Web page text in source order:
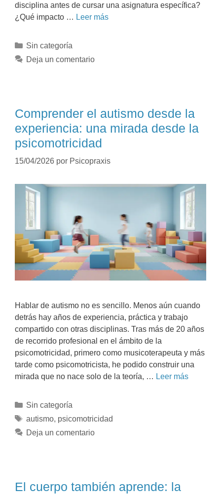
disciplina antes de cursar una asignatura específica?
¿Qué impacto … Leer más
Sin categoría
Deja un comentario
Comprender el autismo desde la
experiencia: una mirada desde la
psicomotricidad
15/04/2026 por Psicopraxis
Hablar de autismo no es sencillo. Menos aún cuando
detrás hay años de experiencia, práctica y trabajo
compartido con otras disciplinas. Tras más de 20 años
de recorrido profesional en el ámbito de la
psicomotricidad, primero como musicoterapeuta y más
tarde como psicomotricista, he podido construir una
mirada que no nace solo de la teoría, … Leer más
Sin categoría
autismo, psicomotricidad
Deja un comentario
El cuerpo también aprende: la